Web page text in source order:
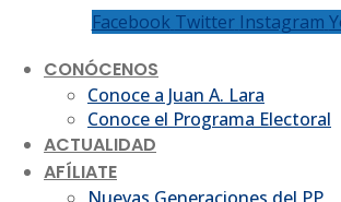
Facebook Twitter Instagram
CONÓCENOS
Conoce a Juan A. Lara
Conoce el Programa Electoral
ACTUALIDAD
AFÍLIATE